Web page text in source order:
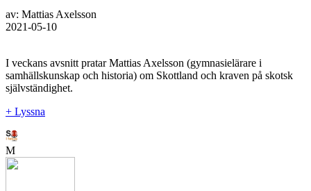
av: Mattias Axelsson
2021-05-10
I veckans avsnitt pratar Mattias Axelsson (gymnasielärare i
samhällskunskap och historia) om Skottland och kraven på skotsk
självständighet.
+ Lyssna
M